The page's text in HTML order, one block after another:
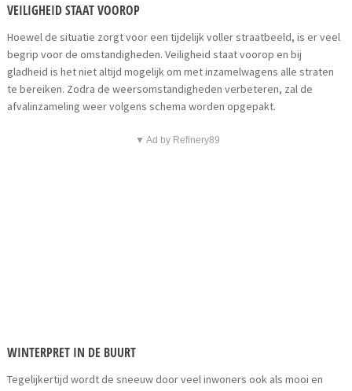
VEILIGHEID STAAT VOOROP
Hoewel de situatie zorgt voor een tijdelijk voller straatbeeld, is er veel
begrip voor de omstandigheden. Veiligheid staat voorop en bij
gladheid is het niet altijd mogelijk om met inzamelwagens alle straten
te bereiken. Zodra de weersomstandigheden verbeteren, zal de
afvalinzameling weer volgens schema worden opgepakt.
▼ Ad by Refinery89
WINTERPRET IN DE BUURT
Tegelijkertijd wordt de sneeuw door veel inwoners ook als mooi en